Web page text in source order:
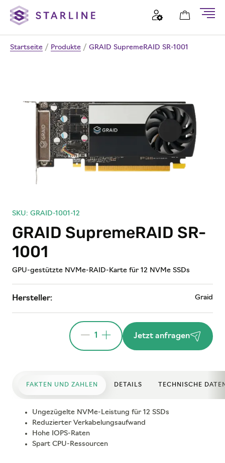
Startseite / Produkte / GRAID SupremeRAID SR-1001
SKU: GRAID-1001-12
GRAID SupremeRAID SR-
1001
GPU-gestützte NVMe-RAID-Karte für 12 NVMe SSDs
Hersteller: Graid
1 Jetzt anfragen
FAKTEN UND ZAHLEN DETAILS TECHNISCHE
Ungezügelte NVMe-Leistung für 12 SSDs
Reduzierter Verkabelungsaufwand
Hohe IOPS-Raten
Spart CPU-Ressourcen